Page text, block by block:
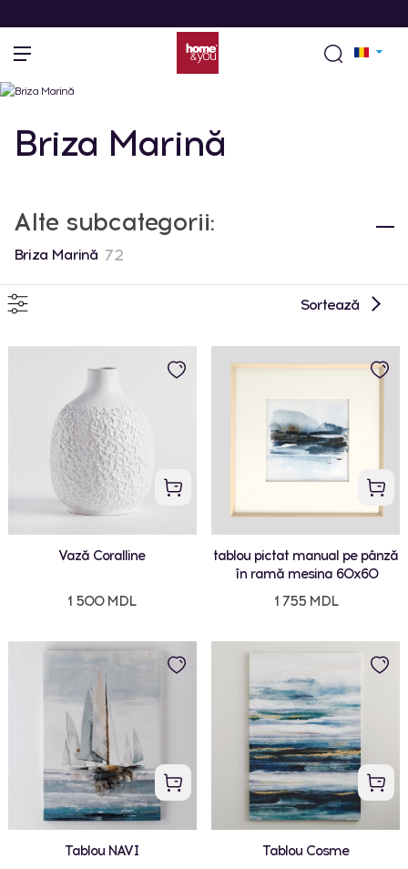
Briza Marină
Alte subcategorii:
Briza Marină 72
Sortează
Vază Coralline
1 500 MDL
tablou pictat manual pe pânză
în ramă mesina 60x60
1 755 MDL
Tablou NAVI Tablou Cosme